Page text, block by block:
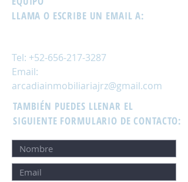
LLAMA O ESCRIBE UN EMAIL A:
Tel: +52-656-217-3287
Email:
arcadiainmobiliariajrz@gmail.com
TAMBIÉN PUEDES LLENAR EL
SIGUIENTE FORMULARIO DE CONTACTO: